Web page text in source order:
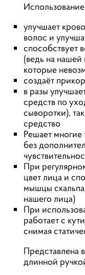
улучшает
волос и
способствует
(ведь на
которые
создаёт
в разы
средств по
сыворотки),
средство
Решает
без
При
цвет лица и
мышцы
нашего лица)
При
работает с
снимая
Представлена
длинной